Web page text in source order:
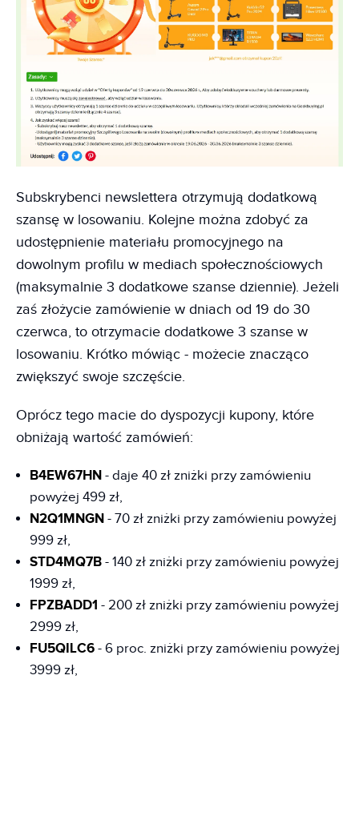
Subskrybenci newslettera otrzymują dodatkową
szansę w losowaniu. Kolejne można zdobyć za
udostępnienie materiału promocyjnego na
dowolnym profilu w mediach społecznościowych
(maksymalnie 3 dodatkowe szanse dziennie). Jeżeli
zaś złożycie zamówienie w dniach od 19 do 30
czerwca, to otrzymacie dodatkowe 3 szanse w
losowaniu. Krótko mówiąc - możecie znacząco
zwiększyć swoje szczęście.
Oprócz tego macie do dyspozycji kupony, które
obniżają wartość zamówień:
B4EW67HN - daje 40 zł zniżki przy zamówieniu
powyżej 499 zł,
N2Q1MNGN - 70 zł zniżki przy zamówieniu powyżej
999 zł,
STD4MQ7B - 140 zł zniżki przy zamówieniu powyżej
1999 zł,
FPZBADD1 - 200 zł zniżki przy zamówieniu powyżej
2999 zł,
FU5QILC6 - 6 proc. zniżki przy zamówieniu powyżej
3999 zł,